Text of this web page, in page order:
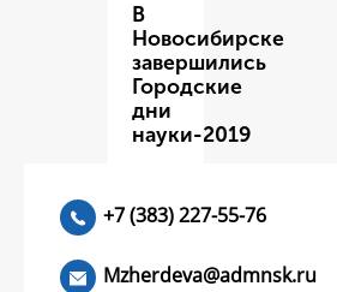
В
Новосибирске
завершились
Городские
дни
науки-2019
+7 (383) 227-55-76
Mzherdeva@admnsk.ru